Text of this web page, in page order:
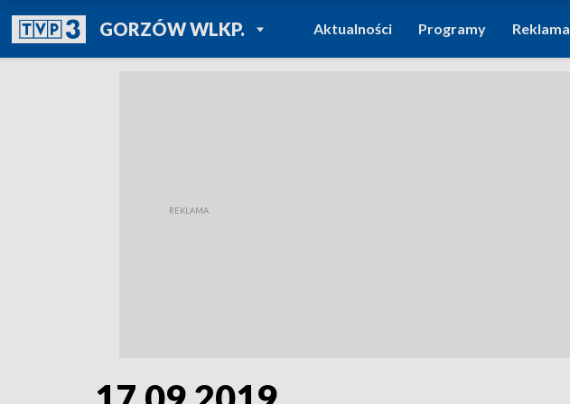
GORZÓW WLKP.POWRÓT DO
TVP REGIONY
Aktualności Programy Reklama